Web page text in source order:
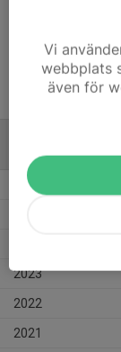
ALLA SERIER
2026
2023
2022
2021
Vi
webbplats
även för